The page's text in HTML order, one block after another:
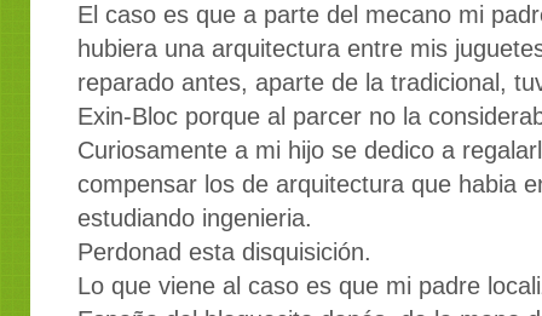
El caso es que a parte del mecano mi
hubiera una arquitectura entre mis
reparado antes, aparte de la tradicional,
Exin-Bloc porque al parcer no la
Curiosamente a mi hijo se dedico a
compensar los de arquitectura que habia
estudiando ingenieria.
Perdonad esta disquisición.
Lo que viene al caso es que mi padre